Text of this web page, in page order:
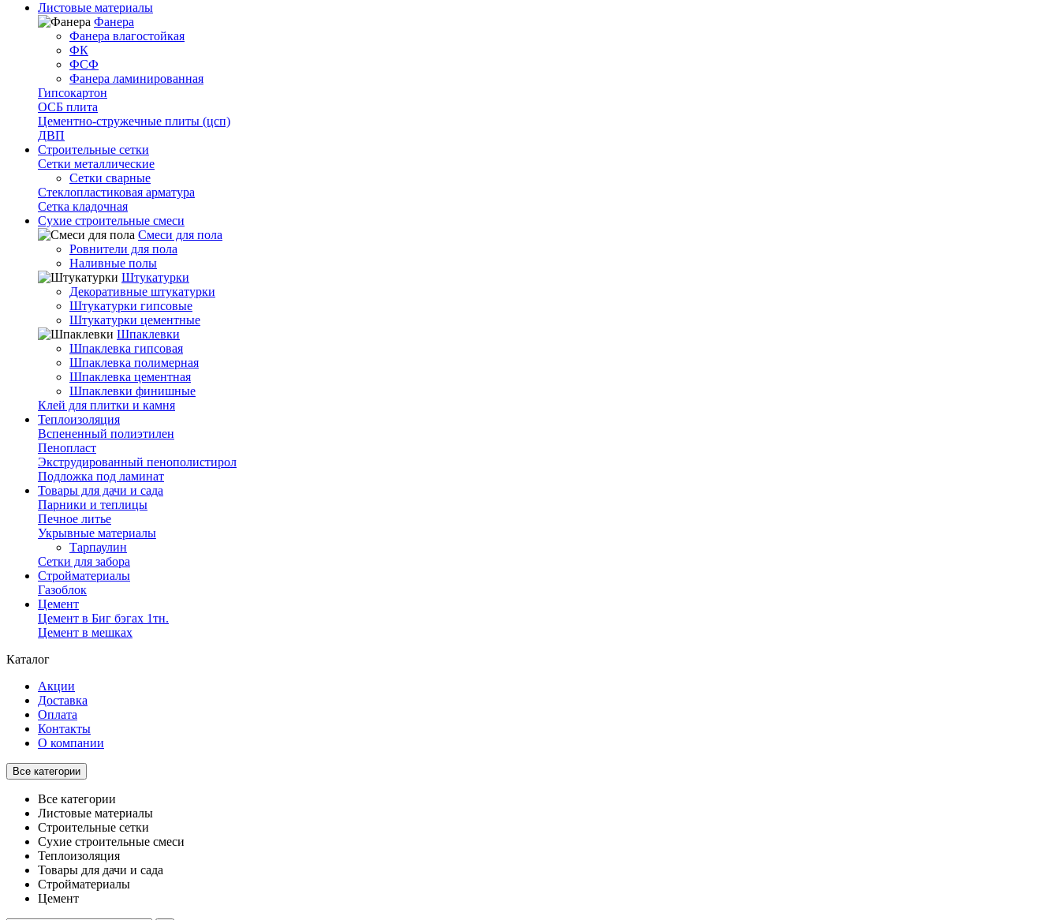
Листовые материалы
Фанера
Фанера влагостойкая
ФК
ФСФ
Фанера ламинированная
Гипсокартон
ОСБ плита
Цементно-стружечные плиты (цсп)
ДВП
Строительные сетки
Сетки металлические
Сетки сварные
Стеклопластиковая арматура
Сетка кладочная
Сухие строительные смеси
Смеси для пола
Ровнители для пола
Наливные полы
Штукатурки
Декоративные штукатурки
Штукатурки гипсовые
Штукатурки цементные
Шпаклевки
Шпаклевка гипсовая
Шпаклевка полимерная
Шпаклевка цементная
Шпаклевки финишные
Клей для плитки и камня
Теплоизоляция
Вспененный полиэтилен
Пенопласт
Экструдированный пенополистирол
Подложка под ламинат
Товары для дачи и сада
Парники и теплицы
Печное литье
Укрывные материалы
Тарпаулин
Сетки для забора
Стройматериалы
Газоблок
Цемент
Цемент в Биг бэгах 1тн.
Цемент в мешках
Каталог
Акции
Доставка
Оплата
Контакты
О компании
Все категории
Все категории
Листовые материалы
Строительные сетки
Сухие строительные смеси
Теплоизоляция
Товары для дачи и сада
Стройматериалы
Цемент